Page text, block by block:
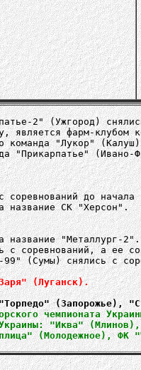
2" (Ужгород)
фарм-клубом
команда "Лукор"
"Прикарпатье" (Ивано-
до начала
название СК "Херсон".
название "Металлург-2".
соревнований, а ее
(Сумы) снялись с
(Луганск).
чемпионата
Украины: "Иква"
(Молодежное), ФК